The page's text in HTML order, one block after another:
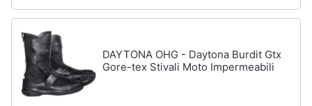
Clima
Arredo
Brico
Vedi
tutti
Bambino
Scarpe
DAYTONA OHG - Daytona Burdit Gtx
Gore-tex Stivali Moto Impermeabili